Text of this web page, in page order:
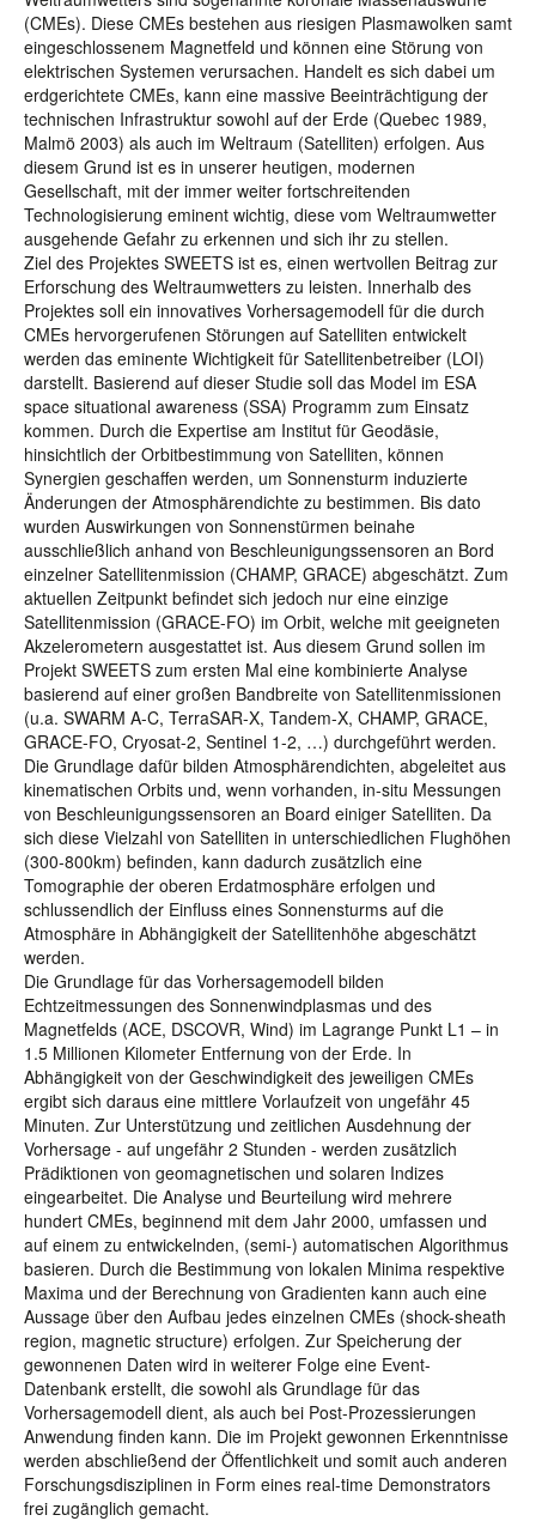
(CMEs). Diese CMEs bestehen aus riesigen Plasmawolken samt
eingeschlossenem Magnetfeld und können eine Störung von
elektrischen Systemen verursachen. Handelt es sich dabei um
erdgerichtete CMEs, kann eine massive Beeinträchtigung der
technischen Infrastruktur sowohl auf der Erde (Quebec 1989,
Malmö 2003) als auch im Weltraum (Satelliten) erfolgen. Aus
diesem Grund ist es in unserer heutigen, modernen
Gesellschaft, mit der immer weiter fortschreitenden
Technologisierung eminent wichtig, diese vom Weltraumwetter
ausgehende Gefahr zu erkennen und sich ihr zu stellen.
Ziel des Projektes SWEETS ist es, einen wertvollen Beitrag zur
Erforschung des Weltraumwetters zu leisten. Innerhalb des
Projektes soll ein innovatives Vorhersagemodell für die durch
CMEs hervorgerufenen Störungen auf Satelliten entwickelt
werden das eminente Wichtigkeit für Satellitenbetreiber (LOI)
darstellt. Basierend auf dieser Studie soll das Model im ESA
space situational awareness (SSA) Programm zum Einsatz
kommen. Durch die Expertise am Institut für Geodäsie,
hinsichtlich der Orbitbestimmung von Satelliten, können
Synergien geschaffen werden, um Sonnensturm induzierte
Änderungen der Atmosphärendichte zu bestimmen. Bis dato
wurden Auswirkungen von Sonnenstürmen beinahe
ausschließlich anhand von Beschleunigungssensoren an Bord
einzelner Satellitenmission (CHAMP, GRACE) abgeschätzt. Zum
aktuellen Zeitpunkt befindet sich jedoch nur eine einzige
Satellitenmission (GRACE-FO) im Orbit, welche mit geeigneten
Akzelerometern ausgestattet ist. Aus diesem Grund sollen im
Projekt SWEETS zum ersten Mal eine kombinierte Analyse
basierend auf einer großen Bandbreite von Satellitenmissionen
(u.a. SWARM A-C, TerraSAR-X, Tandem-X, CHAMP, GRACE,
GRACE-FO, Cryosat-2, Sentinel 1-2, …) durchgeführt werden.
Die Grundlage dafür bilden Atmosphärendichten, abgeleitet aus
kinematischen Orbits und, wenn vorhanden, in-situ Messungen
von Beschleunigungssensoren an Board einiger Satelliten. Da
sich diese Vielzahl von Satelliten in unterschiedlichen Flughöhen
(300-800km) befinden, kann dadurch zusätzlich eine
Tomographie der oberen Erdatmosphäre erfolgen und
schlussendlich der Einfluss eines Sonnensturms auf die
Atmosphäre in Abhängigkeit der Satellitenhöhe abgeschätzt
werden.
Die Grundlage für das Vorhersagemodell bilden
Echtzeitmessungen des Sonnenwindplasmas und des
Magnetfelds (ACE, DSCOVR, Wind) im Lagrange Punkt L1 – in
1.5 Millionen Kilometer Entfernung von der Erde. In
Abhängigkeit von der Geschwindigkeit des jeweiligen CMEs
ergibt sich daraus eine mittlere Vorlaufzeit von ungefähr 45
Minuten. Zur Unterstützung und zeitlichen Ausdehnung der
Vorhersage - auf ungefähr 2 Stunden - werden zusätzlich
Prädiktionen von geomagnetischen und solaren Indizes
eingearbeitet. Die Analyse und Beurteilung wird mehrere
hundert CMEs, beginnend mit dem Jahr 2000, umfassen und
auf einem zu entwickelnden, (semi-) automatischen Algorithmus
basieren. Durch die Bestimmung von lokalen Minima respektive
Maxima und der Berechnung von Gradienten kann auch eine
Aussage über den Aufbau jedes einzelnen CMEs (shock-sheath
region, magnetic structure) erfolgen. Zur Speicherung der
gewonnenen Daten wird in weiterer Folge eine Event-
Datenbank erstellt, die sowohl als Grundlage für das
Vorhersagemodell dient, als auch bei Post-Prozessierungen
Anwendung finden kann. Die im Projekt gewonnen Erkenntnisse
werden abschließend der Öffentlichkeit und somit auch anderen
Forschungsdisziplinen in Form eines real-time Demonstrators
frei zugänglich gemacht.